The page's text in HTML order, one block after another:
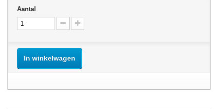
Aantal
In winkelwagen